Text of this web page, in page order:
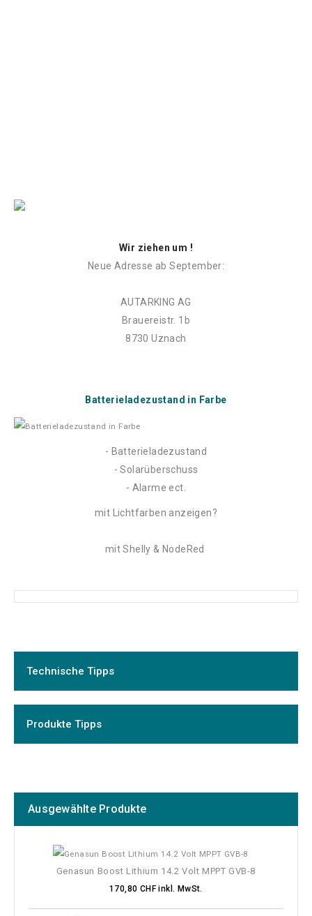
Wir ziehen um !
Neue Adresse ab September:
AUTARKING AG
Brauereistr. 1b
8730 Uznach
Batterieladezustand in Farbe
- Batterieladezustand
- Solarüberschuss
- Alarme ect.
mit Lichtfarben anzeigen?
mit Shelly & NodeRed
Technische Tipps
Produkte Tipps
Ausgewählte Produkte
Genasun Boost Lithium 14.2 Volt MPPT GVB-8
170,80 CHF inkl. MwSt.